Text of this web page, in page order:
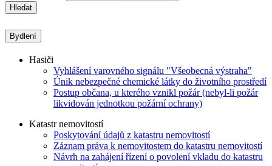
Hledat
Bydlení
Hasiči
Vyhlášení varovného signálu "Všeobecná výstraha"
Únik nebezpečné chemické látky do životního prostředí
Postup občana, u kterého vznikl požár (nebyl-li požár
likvidován jednotkou požární ochrany)
Katastr nemovitostí
Poskytování údajů z katastru nemovitostí
Záznam práva k nemovitostem do katastru nemovitostí
Návrh na zahájení řízení o povolení vkladu do katastru